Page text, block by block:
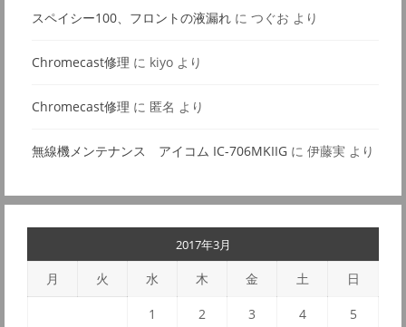
スペイシー100、フロントの液漏れ に つぐお より
Chromecast修理 に kiyo より
Chromecast修理 に 匿名 より
無線機メンテナンス アイコム IC-706MKIIG に 伊藤実 より
2017年3月
月 火 水 木 金 土 日
1 2 3 4 5